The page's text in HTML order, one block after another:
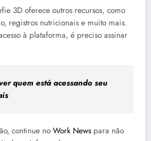
3D oferece outros recursos, como
registros nutricionais e muito mais.
à plataforma, é preciso assinar
quem está acessando seu
continue no Work News para não